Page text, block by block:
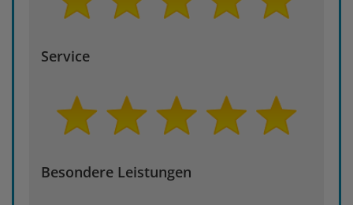
Service
Besondere Leistungen